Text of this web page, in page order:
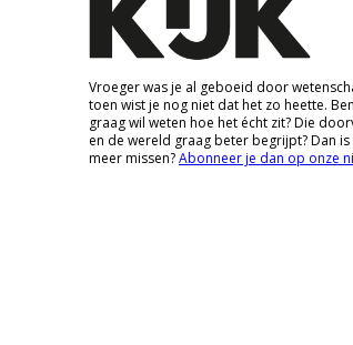
Vroeger was je al geboeid door
toen wist je nog niet dat het zo heette.
graag wil weten hoe het écht zit? Die
en de wereld graag beter begrijpt? Dan is
meer missen?Abonneer je dan op onze